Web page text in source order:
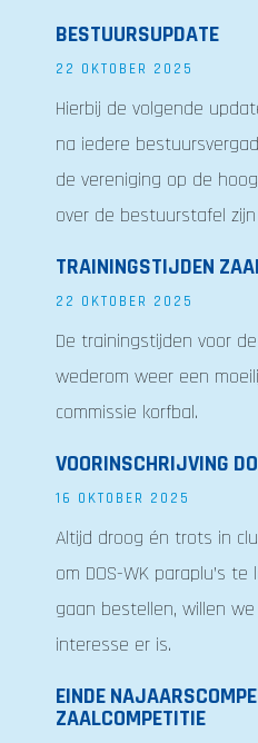
BESTUURSUPDATE
22 OKTOBER 2025
Hierbij de volgende
na iedere
de vereniging op de
over de bestuurstafel zijn
TRAININGSTIJDEN
22 OKTOBER 2025
De trainingstijden voor
wederom weer een
commissie korfbal.
VOORINSCHRIJVING
16 OKTOBER 2025
Altijd droog én trots in
om DOS-WK paraplu’s
gaan bestellen, willen
interesse er is.
EINDE
ZAALCOMPETITIE